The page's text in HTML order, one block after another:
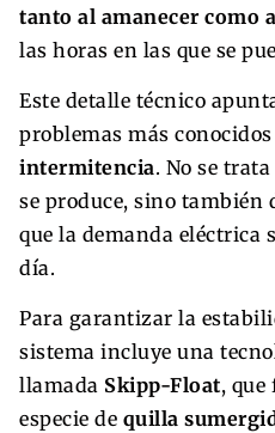
tanto al amanecer como
las horas en las que se
Este detalle técnico
problemas más
intermitencia. No se
se produce, sino también
que la demanda eléctrica
día.
Para garantizar la
sistema incluye una
llamada Skipp-Float,
especie de quilla